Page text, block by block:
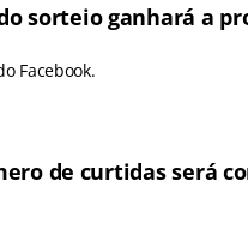
sorteio ganhará a
Facebook.
de curtidas será